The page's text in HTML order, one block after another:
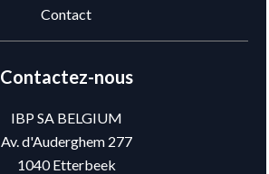
Contact
Contactez-nous
IBP SA BELGIUM
Av. d'Auderghem 277
1040Etterbeek